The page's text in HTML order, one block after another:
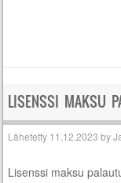
LISENSSI MAKSU
Lähetetty 11.12.2023 by
Lisenssi maksu